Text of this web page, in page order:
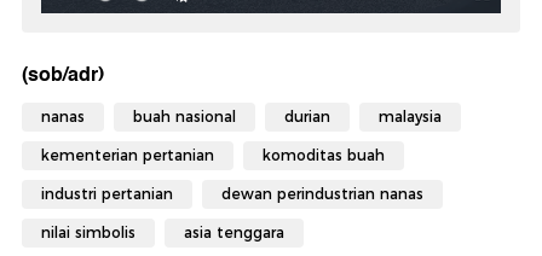
(sob/adr)
nanas buah nasional durian malaysia
kementerian pertanian komoditas buah
industri pertanian dewan perindustrian nanas
nilai simbolis asia tenggara